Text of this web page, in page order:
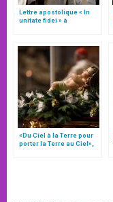
Lettre apostolique « In
unitate fidei » à
de Nicée
«Du Ciel à la Terre pour
porter la Terre au Ciel»,